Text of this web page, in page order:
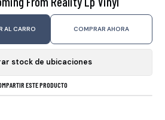
AL CARRO COMPRAR AHORA
stock de ubicaciones
ESTE PRODUCTO